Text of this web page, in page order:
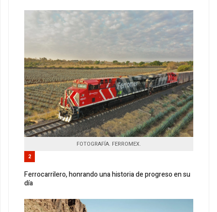
FOTOGRAFÍA. FERROMEX.
2
Ferrocarrilero, honrando una historia de progreso en su
día